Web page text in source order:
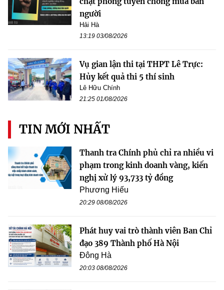
người
Hải Hà
13:19 03/08/2026
Vụ gian lận thi tại THPT Lê Trực:
Hủy kết quả thi 5 thí sinh
Lê Hữu Chính
21:25 01/08/2026
TIN MỚI NHẤT
Thanh tra Chính phủ chỉ ra nhiều vi
phạm trong kinh doanh vàng, kiến
nghị xử lý 93,733 tỷ đồng
Phương Hiếu
20:29 08/08/2026
Phát huy vai trò thành viên Ban Chỉ
đạo 389 Thành phố Hà Nội
Đông Hà
20:03 08/08/2026